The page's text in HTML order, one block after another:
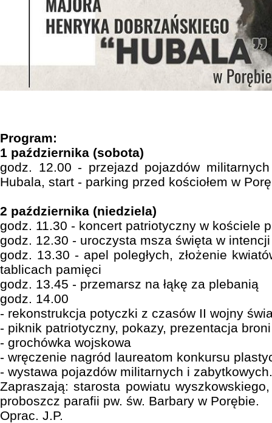
Program:
1 października (sobota)
godz. 12.00 - przejazd pojazdów
Hubala, start - parking przed kościołem w
2 października (niedziela)
godz. 11.30 - koncert patriotyczny w kościele
godz. 12.30 - uroczysta msza święta w
godz. 13.30 - apel poległych, złożenie
tablicach pamięci
godz. 13.45 - przemarsz na łąkę za plebanią
godz. 14.00
- rekonstrukcja potyczki z czasów II wojny
- piknik patriotyczny, pokazy, prezentacja
- grochówka wojskowa
- wręczenie nagród laureatom konkursu
- wystawa pojazdów militarnych i zabytkowych.
Zapraszają: starosta powiatu
proboszcz parafii pw. św. Barbary w Porębie.
Oprac. J.P.